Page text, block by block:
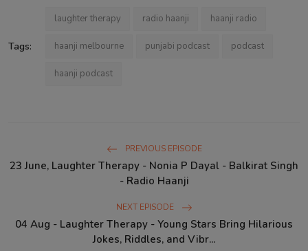
Tags:
laughter therapy radio haanji haanji radio
haanji melbourne punjabi podcast podcast
haanji podcast
PREVIOUS EPISODE
23 June, Laughter Therapy - Nonia P Dayal - Balkirat Singh
- Radio Haanji
NEXT EPISODE
04 Aug - Laughter Therapy - Young Stars Bring Hilarious
Jokes, Riddles, and Vibr...